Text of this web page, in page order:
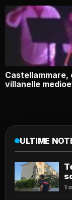
Castellammare,
villanelle
ULTIME
1